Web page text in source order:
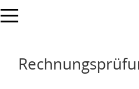
Toggle navigation